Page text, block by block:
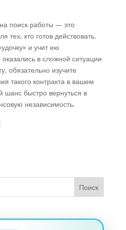
поиск работы — это
тех, кто готов действовать.
и учит ею
в сложной ситуации
обязательно изучите
такого контракта в вашем
шанс быстро вернуться в
независимость.